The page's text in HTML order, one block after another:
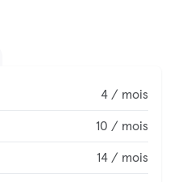
4 / mois
10 / mois
14 / mois